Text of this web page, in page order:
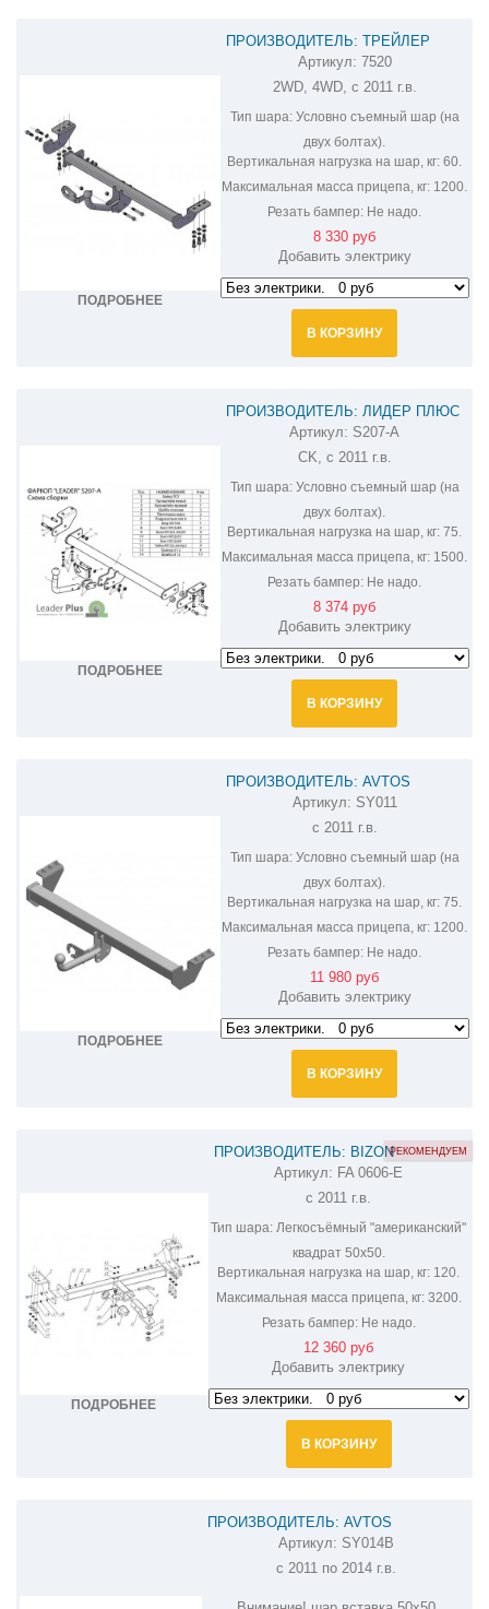
ПОДРОБНЕЕ
ПРОИЗВОДИТЕЛЬ: ТРЕЙЛЕР
ФАРКОП НА SSANG YONG ACTYON
7520
Артикул: 7520
2WD, 4WD, с 2011 г.в.
Тип шара:Условно съемный шар (на
двух болтах).
Вертикальная нагрузка на шар, кг: 60.
Максимальная масса прицепа, кг: 1200.
Резать бампер: Не надо.
8 330 руб
Добавить электрику
В КОРЗИНУ
ПОДРОБНЕЕ
ПРОИЗВОДИТЕЛЬ: ЛИДЕР ПЛЮС
ФАРКОП НА SSANG YONG ACTYON
S207-A
Артикул: S207-A
CK, с 2011 г.в.
Тип шара:Условно съемный шар (на
двух болтах).
Вертикальная нагрузка на шар, кг: 75.
Максимальная масса прицепа, кг: 1500.
Резать бампер: Не надо.
8 374 руб
Добавить электрику
В КОРЗИНУ
ПОДРОБНЕЕ
ПРОИЗВОДИТЕЛЬ: AVTOS
ФАРКОП НА SSANG YONG ACTYON
SY011
Артикул: SY011
с 2011 г.в.
Тип шара:Условно съемный шар (на
двух болтах).
Вертикальная нагрузка на шар, кг: 75.
Максимальная масса прицепа, кг: 1200.
Резать бампер: Не надо.
11 980 руб
Добавить электрику
В КОРЗИНУ
ПОДРОБНЕЕ
ПРОИЗВОДИТЕЛЬ: BIZON
ФАРКОП НА SSANG YONG ACTYON FA
0606-E
Артикул: FA 0606-E
с 2011 г.в.
Тип шара: Легкосъёмный "американский"
квадрат 50х50.
Вертикальная нагрузка на шар, кг: 120.
Максимальная масса прицепа, кг:3200.
Резать бампер:Не надо.
РЕКОМЕНДУЕМ
12 360 руб
Добавить электрику
В КОРЗИНУ
ПРОИЗВОДИТЕЛЬ: AVTOS
ФАРКОП НА SSANG YONG ACTYON
SY014B
Артикул: SY014B
с 2011 по 2014 г.в.